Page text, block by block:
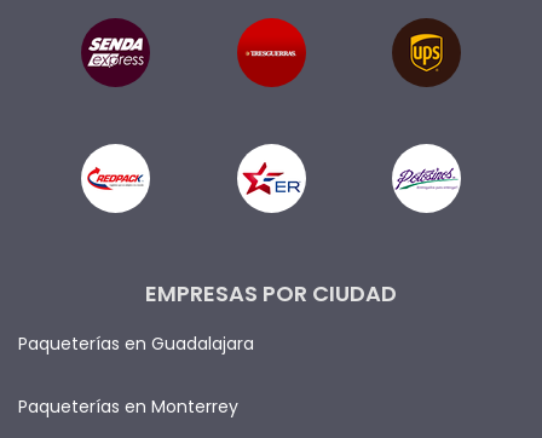
EMPRESAS POR CIUDAD
Paqueterías en Guadalajara
Paqueterías en Monterrey